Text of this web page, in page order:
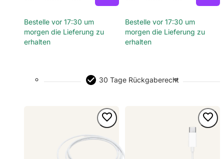
Bestelle vor 17:30 um
morgen die Lieferung zu
erhalten
Bestelle vor 17:30 um
morgen die Lieferung zu
erhalten
30 Tage Rückgaberecht